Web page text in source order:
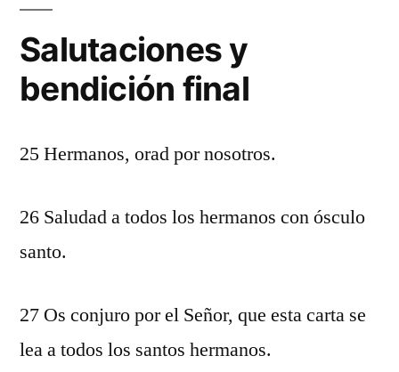
Salutaciones y
bendición final
25 Hermanos, orad por nosotros.
26 Saludad a todos los hermanos con ósculo
santo.
27 Os conjuro por el Señor, que esta carta se
lea a todos los santos hermanos.